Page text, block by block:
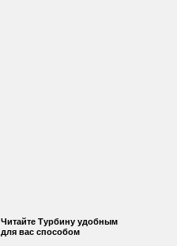
Читайте Турбину удобным
для вас способом